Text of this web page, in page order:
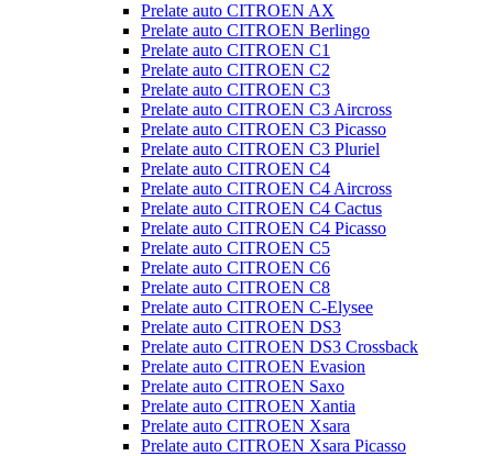
Prelate auto CITROEN AX
Prelate auto CITROEN Berlingo
Prelate auto CITROEN C1
Prelate auto CITROEN C2
Prelate auto CITROEN C3
Prelate auto CITROEN C3 Aircross
Prelate auto CITROEN C3 Picasso
Prelate auto CITROEN C3 Pluriel
Prelate auto CITROEN C4
Prelate auto CITROEN C4 Aircross
Prelate auto CITROEN C4 Cactus
Prelate auto CITROEN C4 Picasso
Prelate auto CITROEN C5
Prelate auto CITROEN C6
Prelate auto CITROEN C8
Prelate auto CITROEN C-Elysee
Prelate auto CITROEN DS3
Prelate auto CITROEN DS3 Crossback
Prelate auto CITROEN Evasion
Prelate auto CITROEN Saxo
Prelate auto CITROEN Xantia
Prelate auto CITROEN Xsara
Prelate auto CITROEN Xsara Picasso